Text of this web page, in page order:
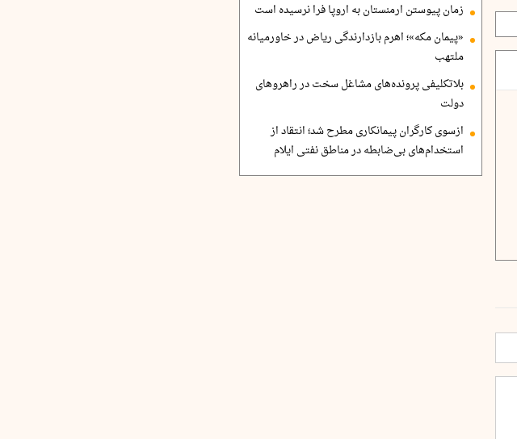
زمان پیوستن ارمنستان به اروپا فرا نرسیده است
«پیمان مکه»؛ اهرم بازدارندگی ریاض در خاورمیانه
ملتهب
بلاتکلیفی پرونده‌های مشاغل سخت در راهروهای
دولت
ازسوی کارگران پیمانکاری مطرح شد؛ انتقاد از
استخدام‌های بی‌ضابطه در مناطق نفتی ایلام